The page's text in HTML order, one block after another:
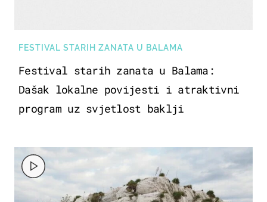
FESTIVAL STARIH ZANATA U BALAMA
Festival starih zanata u Balama:
Dašak lokalne povijesti i atraktivni
program uz svjetlost baklji